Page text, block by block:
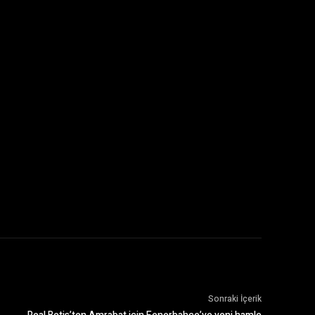
Sonraki İçerik